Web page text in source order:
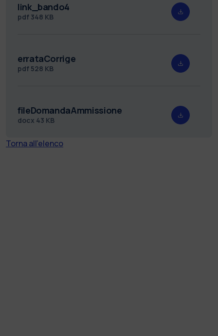
link_bando4
pdf 348 KB
errataCorrige
pdf 528 KB
fileDomandaAmmissione
docx 43 KB
Torna all'elenco